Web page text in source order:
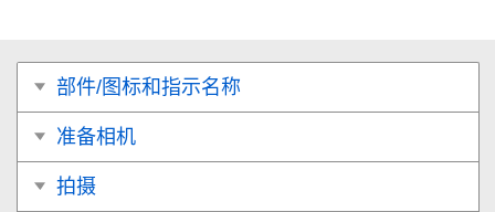
部件/图标和指示名称
准备相机
拍摄